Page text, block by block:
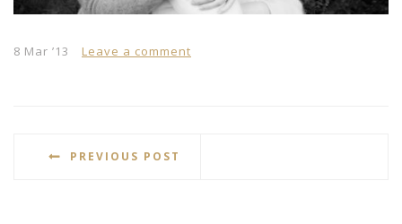
8 Mar ’13 Leave a comment
PREVIOUS POST